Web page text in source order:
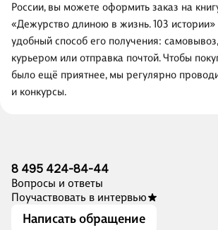
России, вы можете оформить заказ на
«Дежурство длиною в жизнь. 103
удобный способ его получения:
курьером или отправка почтой. Чтобы
было ещё приятнее, мы регулярно
и конкурсы.
8 495 424-84-44
Вопросы и ответы
Поучаствовать в интервью
Написать обращение